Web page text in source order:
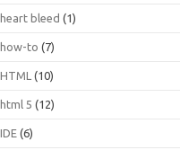
heart bleed (1)
how-to (7)
HTML (10)
html 5 (12)
IDE (6)